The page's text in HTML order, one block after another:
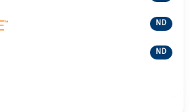
ND
ND